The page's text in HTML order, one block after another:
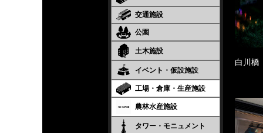
交通施設
公園
土木施設
イベント・仮設施設
工場・倉庫・生産施設
農林水産施設
タワー・モニュメント
白川橋